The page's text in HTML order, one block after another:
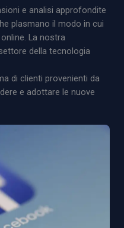
e analisi approfondite
plasmano il modo in cui
La nostra
della tecnologia
di clienti provenienti da
e adottare le nuove